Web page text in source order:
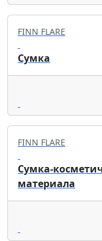
FINN FLARE
Сумка
FINN FLARE
Сумка-
материала